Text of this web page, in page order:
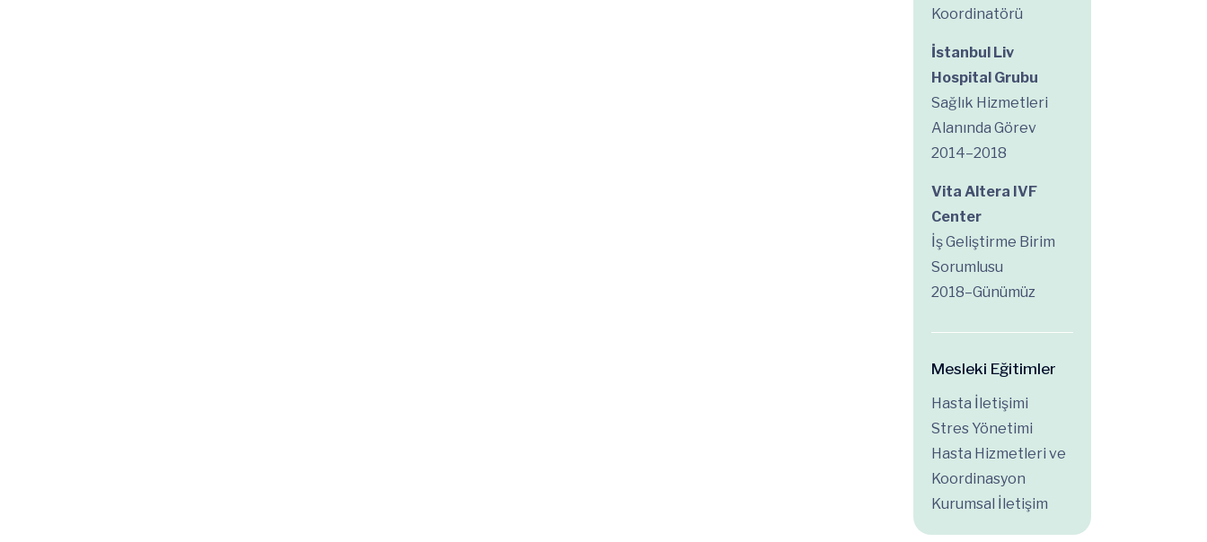
Koordinatörü
İstanbul Liv
Hospital Grubu
Sağlık Hizmetleri
Alanında Görev
2014–2018
Vita Altera IVF
Center
İş Geliştirme Birim
Sorumlusu
2018–Günümüz
Mesleki Eğitimler
Hasta İletişimi
Stres Yönetimi
Hasta Hizmetleri ve
Koordinasyon
Kurumsal İletişim